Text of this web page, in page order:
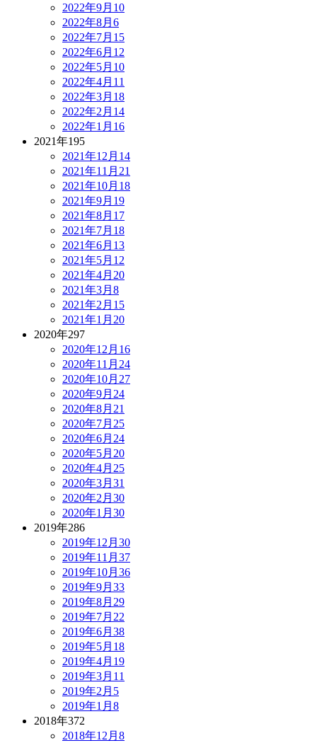
2022年9月 10
2022年8月 6
2022年7月 15
2022年6月 12
2022年5月 10
2022年4月 11
2022年3月 18
2022年2月 14
2022年1月 16
2021年195
2021年12月 14
2021年11月 21
2021年10月 18
2021年9月 19
2021年8月 17
2021年7月 18
2021年6月 13
2021年5月 12
2021年4月 20
2021年3月 8
2021年2月 15
2021年1月 20
2020年297
2020年12月 16
2020年11月 24
2020年10月 27
2020年9月 24
2020年8月 21
2020年7月 25
2020年6月 24
2020年5月 20
2020年4月 25
2020年3月 31
2020年2月 30
2020年1月 30
2019年286
2019年12月 30
2019年11月 37
2019年10月 36
2019年9月 33
2019年8月 29
2019年7月 22
2019年6月 38
2019年5月 18
2019年4月 19
2019年3月 11
2019年2月 5
2019年1月 8
2018年372
2018年12月 8